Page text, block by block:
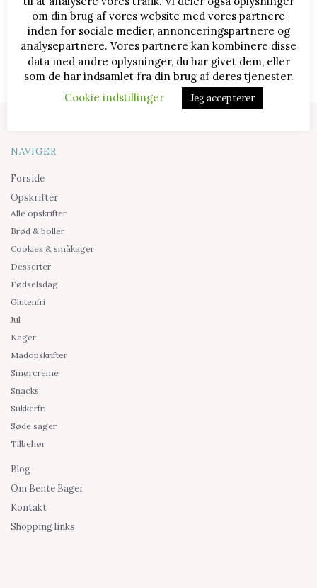
REKLAMELINKS
NAVIGER
Forside
Opskrifter
Alle opskrifter
Brød & boller
Cookies & småkager
Desserter
Fødselsdag
Glutenfri
Jul
Kager
Madopskrifter
Smørcreme
Snacks
Sukkerfri
Søde sager
Tilbehør
Blog
Om Bente Bager
Kontakt
Shopping links
om din brug af vores website med vores partnere
inden for sociale medier, annonceringspartnere og
analysepartnere. Vores partnere kan kombinere disse
data med andre oplysninger, du har givet dem, eller
som de har indsamlet fra din brug af deres tjenester.
Cookie indstillinger
Jeg accepterer